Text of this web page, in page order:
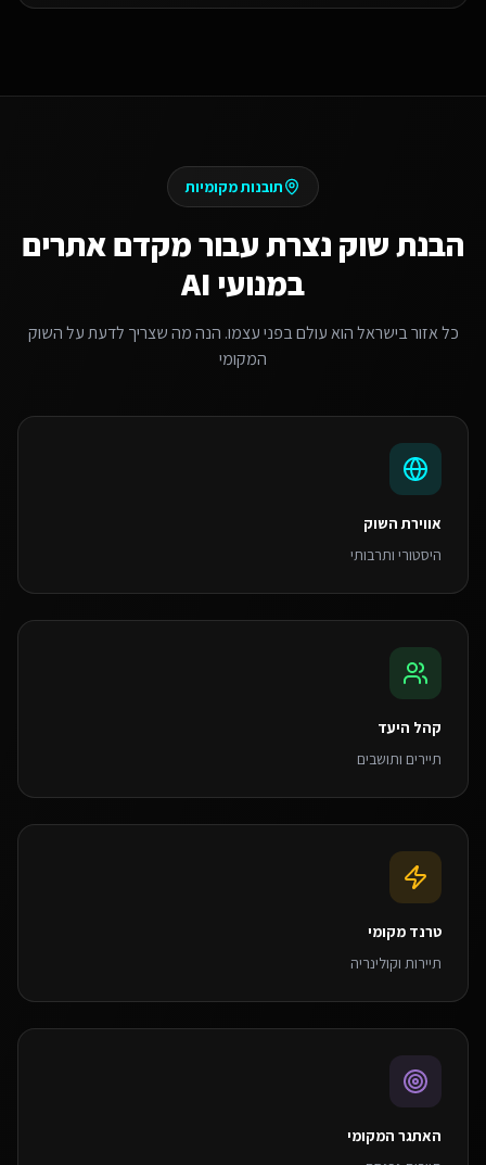
תובנות מקומיות
הבנת שוק נצרתעבורמקדם אתרים
במנועי AI
כל אזור בישראל הוא עולם בפני עצמו. הנה מה שצריך לדעת על השוק
המקומי
אווירת השוק
היסטורי ותרבותי
קהל היעד
תיירים ותושבים
טרנד מקומי
תיירות וקולינריה
האתגר המקומי